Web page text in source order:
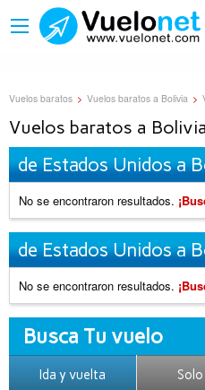
Vuelos baratos > Vuelos baratos a Bolivia >
Vuelos baratos a Bolivia
de Estados Unidos a
No se encontraron resultados.
de Estados Unidos a
No se encontraron resultados.
Busca Tu vuelo
Ida y vuelta